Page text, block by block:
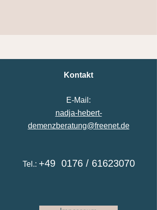
Kontakt
E-Mail:
nadja-hebert-
demenzberatung@freenet.de
Tel.: +49 0176 / 61623070